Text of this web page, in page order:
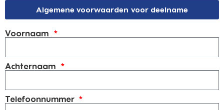
Algemene voorwaarden voor deelname
Voornaam
Achternaam
Telefoonnummer